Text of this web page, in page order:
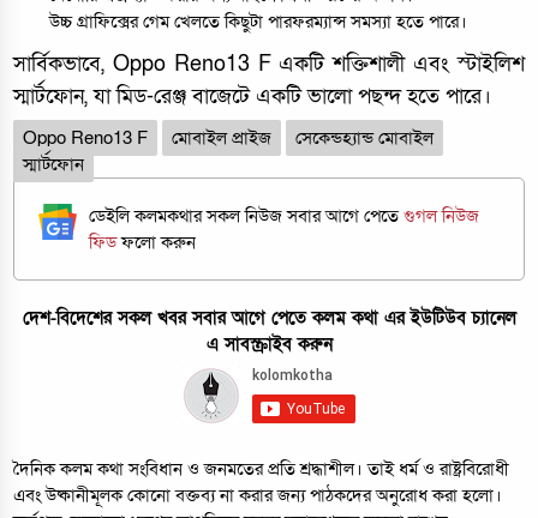
উচ্চ গ্রাফিক্সের গেম খেলতে কিছুটা পারফরম্যান্স সমস্যা হতে পারে।
সার্বিকভাবে, Oppo Reno13 F একটি শক্তিশালী এবং স্টাইলিশ
স্মার্টফোন, যা মিড-রেঞ্জ বাজেটে একটি ভালো পছন্দ হতে পারে।
Oppo Reno13 F মোবাইল প্রাইজ
সেকেন্ডহ্যান্ড মোবাইল
স্মার্টফোন
ডেইলি কলমকথার সকল নিউজ সবার আগে পেতেগুগল নিউজ
ফিডফলো করুন
দেশ-বিদেশের সকল খবর সবার আগে পেতে কলম কথা এর ইউটিউব চ্যানেল
এ সাবস্ক্রাইব করুন
দৈনিক কলম কথা সংবিধান ও জনমতের প্রতি শ্রদ্ধাশীল। তাই ধর্ম ও রাষ্ট্রবিরোধী
এবং উষ্কানীমূলক কোনো বক্তব্য না করার জন্য পাঠকদের অনুরোধ করা হলো।